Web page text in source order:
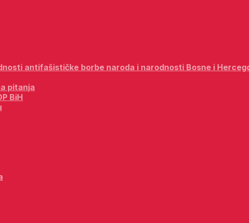
antifašističke borbe naroda i narodnosti Bosne i
pitanja
BiH